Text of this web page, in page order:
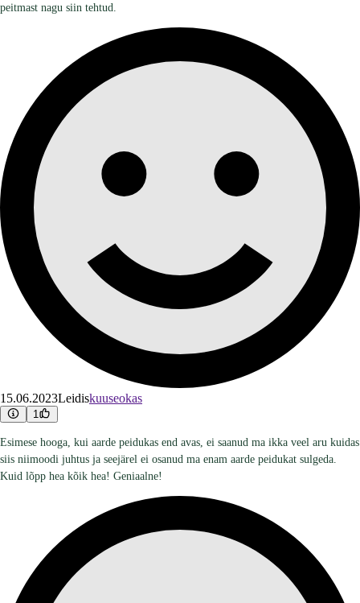
peitmast nagu siin tehtud.
15.06.2023Leidiskuuseokas
1
Esimese hooga, kui aarde peidukas end avas, ei saanud ma ikka veel aru kuidas
siis niimoodi juhtus ja seejärel ei osanud ma enam aarde peidukat sulgeda.
Kuid lõpp hea kõik hea! Geniaalne!